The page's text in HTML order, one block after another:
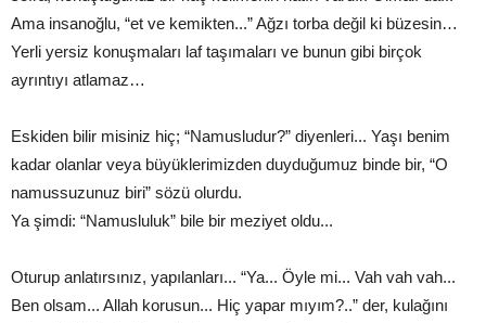
Ama insanoğlu, “et ve kemikten...” Ağzı torba değil ki büzesin…
Yerli yersiz konuşmaları laf taşımaları ve bunun gibi birçok
ayrıntıyı atlamaz…
Eskiden bilir misiniz hiç; “Namusludur?” diyenleri... Yaşı benim
kadar olanlar veya büyüklerimizden duyduğumuz binde bir, “O
namussuzunuz biri” sözü olurdu.
Ya şimdi: “Namusluluk” bile bir meziyet oldu...
Oturup anlatırsınız, yapılanları... “Ya... Öyle mi... Vah vah vah...
Ben olsam... Allah korusun... Hiç yapar mıyım?..” der, kulağını